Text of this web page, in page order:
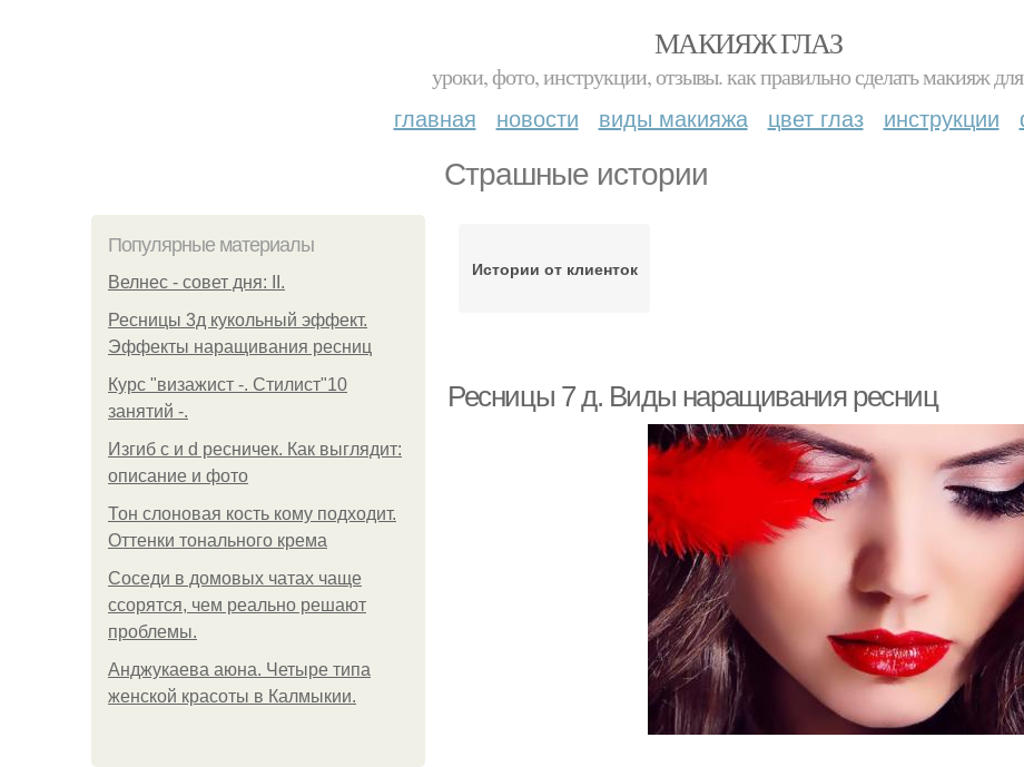
МАКИЯЖ ГЛАЗ
уроки, фото, инструкции, отзывы. как правильно сделать макияж для
главная новости виды макияжа цвет глаз инструкции
Страшные истории
Популярные материалы
Велнес - совет дня: II.
Ресницы 3д кукольный эффект.
Эффекты наращивания ресниц
Курс "визажист -. Стилист"10
занятий -.
Изгиб c и d ресничек. Как выглядит:
описание и фото
Тон слоновая кость кому подходит.
Оттенки тонального крема
Соседи в домовых чатах чаще
ссорятся, чем реально решают
проблемы.
Анджукаева аюна. Четыре типа
женской красоты в Калмыкии.
Истории от клиенток
Ресницы 7 д. Виды наращивания ресниц